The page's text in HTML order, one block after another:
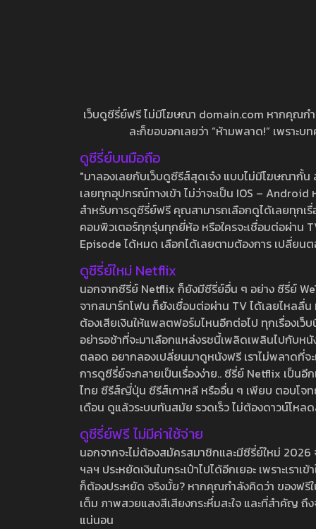
เว็บดูซีรี่ย์ฟรี ไม่มีโฆษณา domain.com หากคุณก
ละก็ขอบอกเลยว่า “ห้ามพลาด!” เพราะ
ดูซีรี่ย์บนมือถือ
"มาลองเลยกับเว็บดูซีรีส์สุดเจ๋ง แบบไม่มีโฆษณากั้
เลยทุกอุปกรณ์ทางเข้า ไม่ว่าจะเป็น IOS –
สำหรับการดูซีรี่ย์ฟรี คุณสามารถเลือกดูได้เลยทุกเ
คอมพิวเตอร์ทุกรุ่นทุกยี่ห้อ หรือใครจะเชื่อมต่อผ่าน
Episode ได้หมด เลือกได้เลยตามต้องการ เปลี่ยน
ดูซีรี่ย์ใหม่ Netflix
นอกจากซีรี่ย์ Netflix ก็ยังมีซีรี่ย์อื่น ๆ อย่าง ซีรี่ย์
จากสมาร์ทโฟน ก็ยังเชื่อมต่อผ่าน TV ได้เลยไหลลื่
ต้องเสียเงินให้แพลตฟอร์มไหนอีกต่อไป ทุกเรื่องเว็
อย่ารอช้าที่จะมาเลือกแหล่งรชนี้เพลิดเพลินไปกับห
ตลอด อยากลองเปลี่ยนมาดูหนังฟรี เราไม่พลาดที่
การดูซีรี่ย์จะกลายเป็นเรื่องง่าย.. ซีรี่ย์ Netflix เป็น
ไทย ซีรีส์ญี่ปุ่น ซีรีส์เกาหลี หรืออื่น ๆ เพียบ ตอบโจท
เดือน ดูแล้วระบบทันสมัย รวดเร็ว ไม่ต้องดาวน์โห
ดูซีรี่ย์ฟรี ไม่มีค่าใช้จ่าย
นอกจากจะไม่ต้องสมัครสมาชิกและมีซีรี่ย์ใหม่
ฯลฯ ประหยัดเงินในกระเป๋าไปได้อีกเยอะ เพราะเร
ก็ต้องประหยัด จริงมั้ย? หากคุณกำลังคิดว่า ของฟ
เต็ม ภาพสวยแสงสีเสียงกระหึ่มสะใจ และที่สำคัญ
แน่นอน